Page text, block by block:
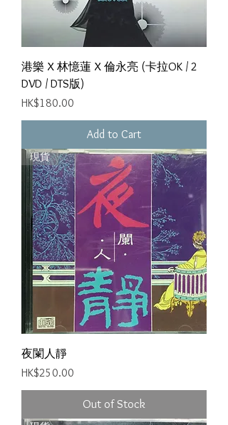
港樂 X 林憶蓮 X 倫永亮 (卡拉OK / 2
DVD / DTS版)
Price
HK$180.00
Add to Cart
現貨
夜闌人靜
Price
HK$250.00
Out of Stock